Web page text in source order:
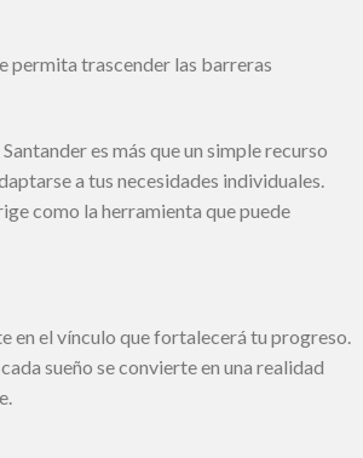
permita trascender las barreras
es más que un simple recurso
a tus necesidades individuales.
como la herramienta que puede
en el vínculo que fortalecerá tu progreso.
sueño se convierte en una realidad